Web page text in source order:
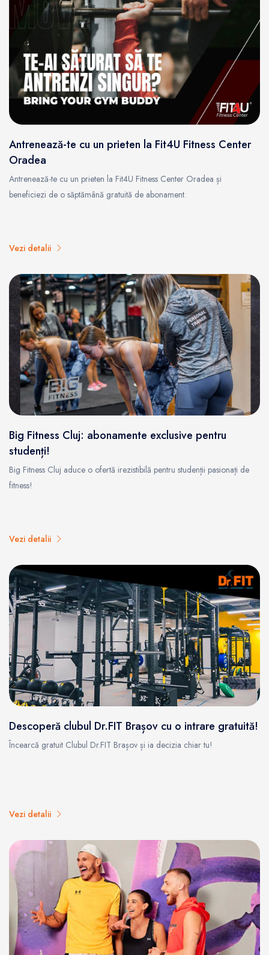
Antrenează-te cu un prieten la Fit4U Fitness Center
Oradea
Antrenează-te cu un prieten la Fit4U Fitness Center Oradea și
beneficiezi de o săptămână gratuită de abonament.
Vezi detalii
Big Fitness Cluj: abonamente exclusive pentru
studenți!
Big Fitness Cluj aduce o ofertă irezistibilă pentru studenții pasionați de
fitness!
Vezi detalii
Descoperă clubul Dr.FIT Brașov cu o intrare gratuită!
Încearcă gratuit Clubul Dr.FIT Brașov și ia decizia chiar tu!
Vezi detalii